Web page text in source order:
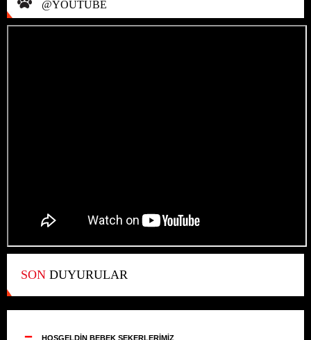
@YOUTUBE
SON DUYURULAR
-- HOŞGELDİN BEBEK ŞEKERLERİMİZ